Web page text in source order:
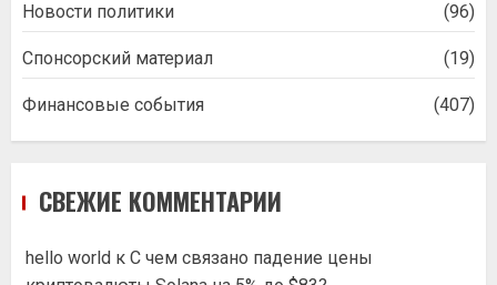
Новости политики (96)
Спонсорский материал (19)
Финансовые события (407)
СВЕЖИЕ КОММЕНТАРИИ
hello world к С чем связано падение цены